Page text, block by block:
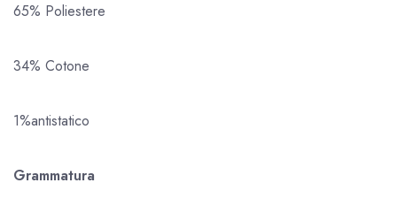
65% Poliestere
34% Cotone
1%antistatico
Grammatura